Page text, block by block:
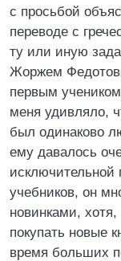
с просьбой
переводе с
ту или иную
Жоржем
первым
меня удивляло,
был одинаково
ему давалось
учебников, он
новинками,
покупать новые
время больших